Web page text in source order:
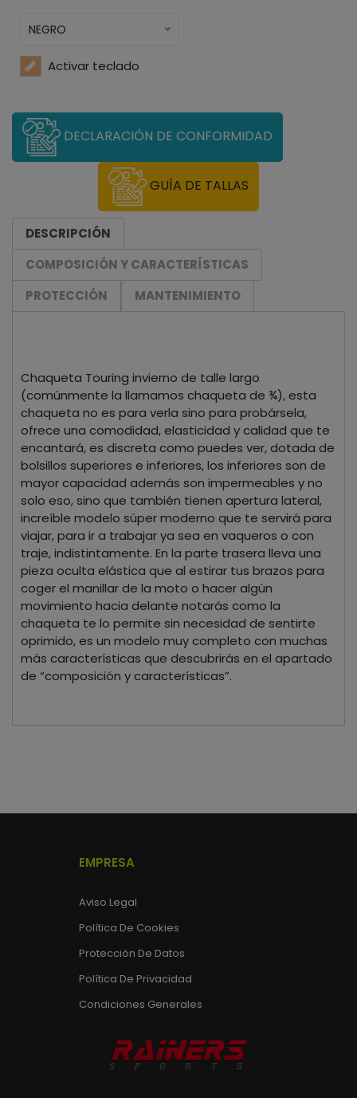
NEGRO
Activar teclado
DECLARACIÓN DE CONFORMIDAD
GUÍA DE TALLAS
DESCRIPCIÓN
COMPOSICIÓN Y CARACTERÍSTICAS
PROTECCIÓN
MANTENIMIENTO
Chaqueta Touring invierno de talle largo
(comúnmente la llamamos chaqueta de ¾), esta
chaqueta no es para verla sino para probársela,
ofrece una comodidad, elasticidad y calidad que te
encantará, es discreta como puedes ver, dotada de
bolsillos superiores e inferiores, los inferiores son de
mayor capacidad además son impermeables y no
solo eso, sino que también tienen apertura lateral,
increíble modelo súper moderno que te servirá para
viajar, para ir a trabajar ya sea en vaqueros o con
traje, indistintamente. En la parte trasera lleva una
pieza oculta elástica que al estirar tus brazos para
coger el manillar de la moto o hacer algún
movimiento hacia delante notarás como la
chaqueta te lo permite sin necesidad de sentirte
oprimido, es un modelo muy completo con muchas
más características que descubrirás en el apartado
de “composición y características”.
EMPRESA
Aviso Legal
Política De Cookies
Protección De Datos
Política De Privacidad
Condiciones Generales